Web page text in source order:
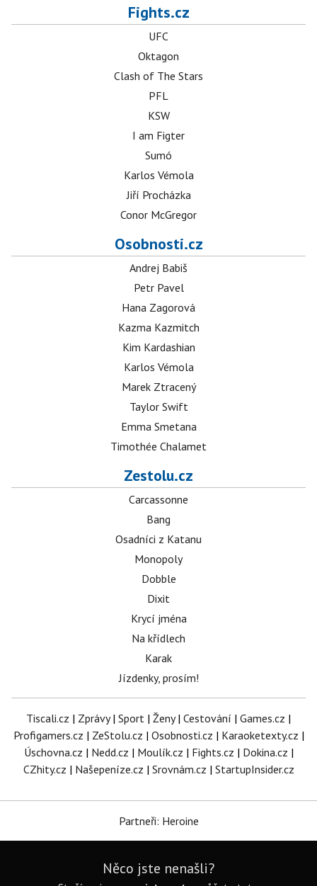
Fights.cz
UFC
Oktagon
Clash of The Stars
PFL
KSW
I am Figter
Sumó
Karlos Vémola
Jiří Procházka
Conor McGregor
Osobnosti.cz
Andrej Babiš
Petr Pavel
Hana Zagorová
Kazma Kazmitch
Kim Kardashian
Karlos Vémola
Marek Ztracený
Taylor Swift
Emma Smetana
Timothée Chalamet
Zestolu.cz
Carcassonne
Bang
Osadníci z Katanu
Monopoly
Dobble
Dixit
Krycí jména
Na křídlech
Karak
Jízdenky, prosím!
Tiscali.cz | Zprávy| Sport | Ženy| Cestování | Games.cz |
Profigamers.cz | ZeStolu.cz | Osobnosti.cz | Karaoketexty.cz |
Úschovna.cz | Nedd.cz | Moulík.cz | Fights.cz | Dokina.cz |
CZhity.cz | Našepeníze.cz | Srovnám.cz | StartupInsider.cz
Partneři: Heroine
Něco jste nenašli?